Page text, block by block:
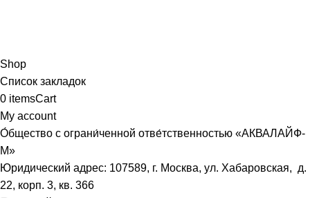
Shop
Список закладок
0 itemsCart
My account
О́бщество с ограни́ченной отве́тственностью «АКВАЛАЙФ-
М»
Юридический адрес: 107589, г. Москва, ул. Хабаровская, д.
22, корп. 3, кв. 366